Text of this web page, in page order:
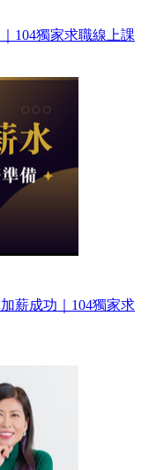
104獨家求職線上課
薪成功｜104獨家求